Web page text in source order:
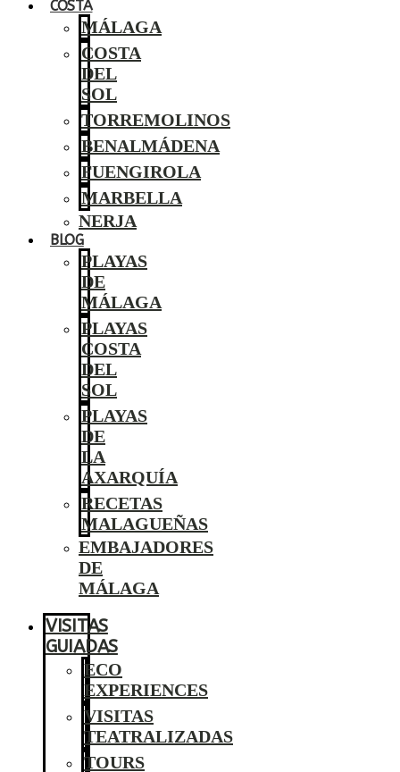
COSTA
MÁLAGA
COSTA
DEL
SOL
TORREMOLINOS
BENALMÁDENA
FUENGIROLA
MARBELLA
NERJA
BLOG
PLAYAS
DE
MÁLAGA
PLAYAS
COSTA
DEL
SOL
PLAYAS
DE
LA
AXARQUÍA
RECETAS
MALAGUEÑAS
EMBAJADORES
DE
MÁLAGA
VISITAS
GUIADAS
ECO
EXPERIENCES
VISITAS
TEATRALIZADAS
TOURS